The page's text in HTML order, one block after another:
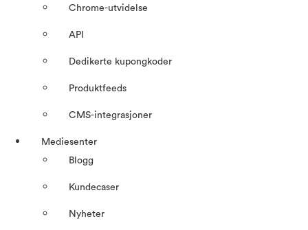
Chrome-utvidelse
API
Dedikerte kupongkoder
Produktfeeds
CMS-integrasjoner
Mediesenter
Blogg
Kundecaser
Nyheter